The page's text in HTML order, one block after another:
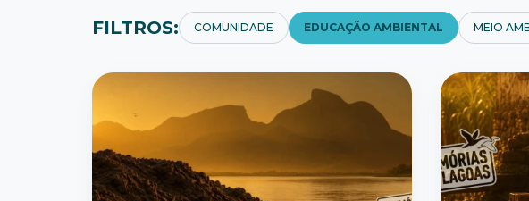
FILTROS: COMUNIDADE EDUCAÇÃO AMBIENTAL MEIO